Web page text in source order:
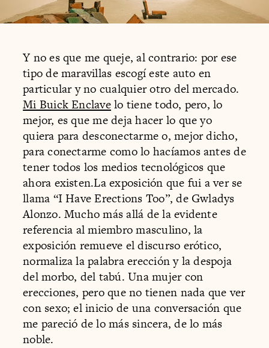
Y no es que me queje, al contrario: por ese
tipo de maravillas escogí este auto en
particular y no cualquier otro del mercado.
Mi Buick Enclavelo tiene todo, pero, lo
mejor, es que me deja hacer lo que yo
quiera para desconectarme o, mejor dicho,
para conectarme como lo hacíamos antes de
tener todos los medios tecnológicos que
ahora existen.La exposición que fui a ver se
llama “I Have Erections Too”, de Gwladys
Alonzo. Mucho más allá de la evidente
referencia al miembro masculino, la
exposición remueve el discurso erótico,
normaliza la palabra erección y la despoja
del morbo, del tabú. Una mujer con
erecciones, pero que no tienen nada que ver
con sexo; el inicio de una conversación que
me pareció de lo más sincera, de lo más
noble.